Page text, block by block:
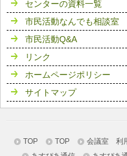
センターの資料一覧
市民活動なんでも相談室
市民活動Q&A
リンク
ホームページポリシー
サイトマップ
TOP TOP 会議室 利